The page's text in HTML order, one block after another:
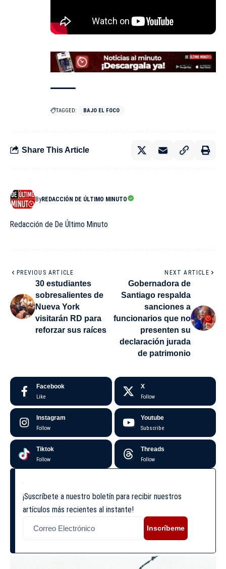
TAGGED: BAJO EL FOCO
Share This Article
ByREDACCIÓN DE ÚLTIMO MINUTO
Redacción de De Último Minuto
PREVIOUS ARTICLE
30 estudiantes
sobresalientes de
Nueva York
visitarán RD para
reforzar sus raíces
NEXT ARTICLE
Gobernadora de
Santiago respalda
sanciones a
funcionarios que no
presenten su
declaración jurada
de patrimonio
Facebook
Like
X
Follow
Instagram
Follow
Youtube
Subscribe
Tiktok
Follow
Threads
Follow
¡Suscríbete a nuestro boletín para recibir nuestros
artículos más recientes al instante!
Inscríbeme